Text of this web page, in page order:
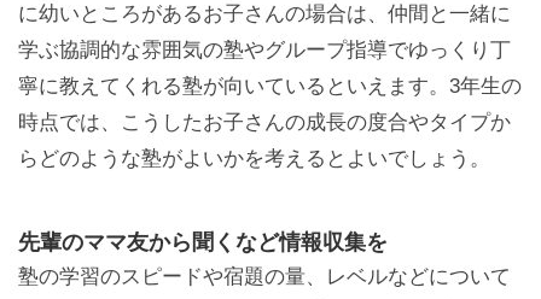
に幼いところがあるお子さんの場合は、仲間と一緒に
学ぶ協調的な雰囲気の塾やグループ指導でゆっくり丁
寧に教えてくれる塾が向いているといえます。3年生の
時点では、こうしたお子さんの成長の度合やタイプか
らどのような塾がよいかを考えるとよいでしょう。
先輩のママ友から聞くなど情報収集を
塾の学習のスピードや宿題の量、レベルなどについて